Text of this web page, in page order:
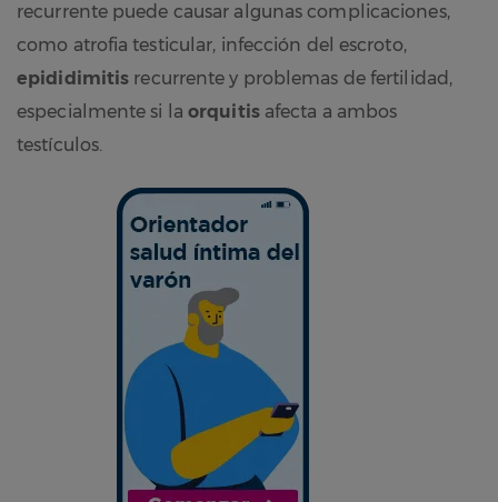
recurrente puede causar algunas complicaciones,
como atrofia testicular, infección del escroto,
epididimitis recurrente y problemas de fertilidad,
especialmente si laorquitisafecta a ambos
testículos.